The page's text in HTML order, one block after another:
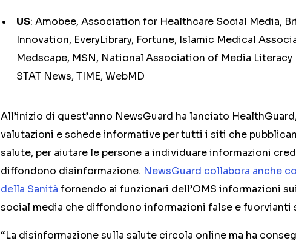
US: Amobee, Association for Healthcare Social Media,
Innovation, EveryLibrary, Fortune, Islamic Medical
Medscape, MSN, National Association of Media Literacy
STAT News, TIME, WebMD
All’inizio di quest’anno NewsGuard ha lanciato
valutazioni e schede informative per tutti i siti che
salute, per aiutare le persone a individuare informazioni
diffondono disinformazione. NewsGuard collabora anche
della Sanità fornendo ai funzionari dell’OMS informazioni
social media che diffondono informazioni false e fuorvianti
“La disinformazione sulla salute circola online ma ha